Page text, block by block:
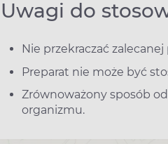
Uwagi do
Nie przekraczać
Preparat nie może być
Zrównoważony sposób
organizmu.